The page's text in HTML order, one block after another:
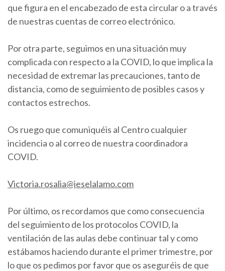
que figura en el encabezado de esta circular o a través
de nuestras cuentas de correo electrónico.
Por otra parte, seguimos en una situación muy
complicada con respecto a la COVID, lo que implica la
necesidad de extremar las precauciones, tanto de
distancia, como de seguimiento de posibles casos y
contactos estrechos.
Os ruego que comuniquéis al Centro cualquier
incidencia o al correo de nuestra coordinadora
COVID.
Victoria.rosalia@ieselalamo.com
Por último, os recordamos que como consecuencia
del seguimiento de los protocolos COVID, la
ventilación de las aulas debe continuar tal y como
estábamos haciendo durante el primer trimestre, por
lo que os pedimos por favor que os aseguréis de que